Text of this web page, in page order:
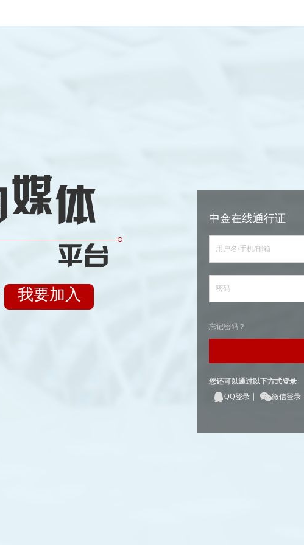
我要加入
中金在线通行证
用户名/手机/邮箱
密码
忘记密码？
您还可以通过以下方式登录
QQ登录
微信登录